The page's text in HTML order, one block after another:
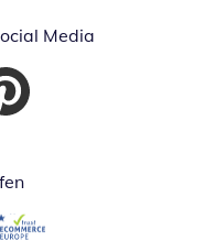
Media
FensterFenster
in neuem Fenster